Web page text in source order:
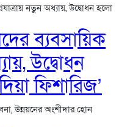
ব্যবসায়িক
উদ্বোধন
ফিশারিজ’